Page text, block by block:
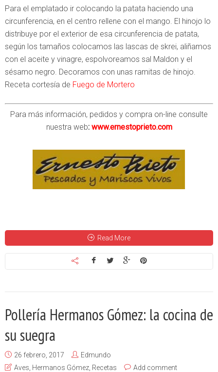
Para el emplatado ir colocando la patata haciendo una
circunferencia, en el centro rellene con el mango. El hinojo lo
distribuye por el exterior de esa circunferencia de patata,
según los tamaños colocamos las lascas de skrei, aliñamos
con el aceite y vinagre, espolvoreamos sal Maldon y el
sésamo negro. Decoramos con unas ramitas de hinojo.
Receta cortesía de Fuego de Mortero
Para más información, pedidos y compra on-line consulte
nuestra web: www.ernestoprieto.com
Read More
Pollería Hermanos Gómez: la cocina de
su suegra
26 febrero, 2017
Edmundo
Aves Hermanos Gómez Recetas Add comment